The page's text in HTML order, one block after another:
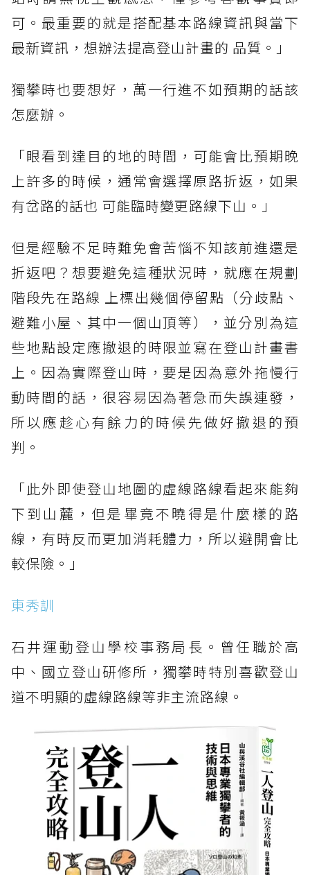
可。最重要的就是搭配基本路線資訊與當下
最新資訊，想辦法提高登山計畫的 品質。」
獨攀時也要想好，萬一行進不如預期的話該
怎麼辦。
「眼看到達目的地的時間，可能會比預期晚
上許多的時候，通常會選擇原路折返，如果
有岔路的話也 可能臨時變更路線下山。」
但是經驗不足時難免會苦惱不知該前進還是
折返吧？想要避免這種狀況時，就應在規劃
階段先在路線 上標出幾個停留點（分歧點、
避難小屋、其中一個山頂等），並分別為這
些地點設定應撤退的時限並寫在登山計畫書
上。因為實際登山時，要是因為意外拖慢行
動時間的話，很容易因為著急而失誤連發，
所以應趁心有餘力的時候先做好撤退的預
判。
「此外即使登山地圖的虛線路線看起來能夠
下到山麓，但是畢竟不曉得是什麼樣的路
線，有時反而更加消耗體力，所以避開會比
較保險。」
東秀訓
石井運動登山學校事務局長。曾任職於高
中、國立登山研修所，獨攀時特別喜歡登山
道不明顯的虛線路線等非主流路線。